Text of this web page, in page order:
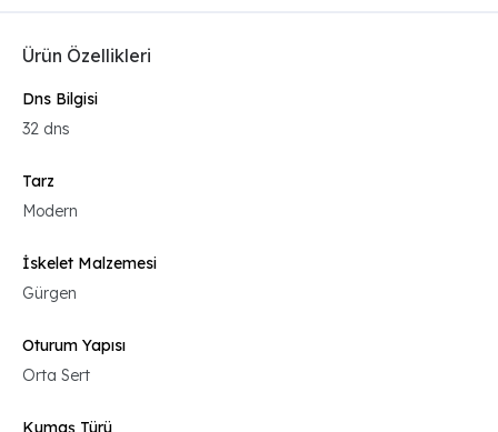
Ürün Özellikleri
Dns Bilgisi
32 dns
Tarz
Modern
İskelet Malzemesi
Gürgen
Oturum Yapısı
Orta Sert
Kumaş Türü